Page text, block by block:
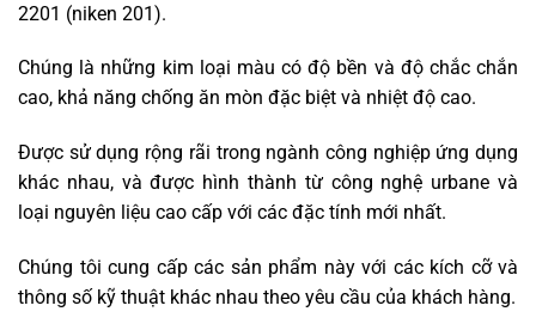
2201 (niken 201).
Chúng là những kim loại màu có độ bền và độ chắc chắn
cao, khả năng chống ăn mòn đặc biệt và nhiệt độ cao.
Được sử dụng rộng rãi trong ngành công nghiệp ứng dụng
khác nhau, và được hình thành từ công nghệ urbane và
loại nguyên liệu cao cấp với các đặc tính mới nhất.
Chúng tôi cung cấp các sản phẩm này với các kích cỡ và
thông số kỹ thuật khác nhau theo yêu cầu của khách hàng.